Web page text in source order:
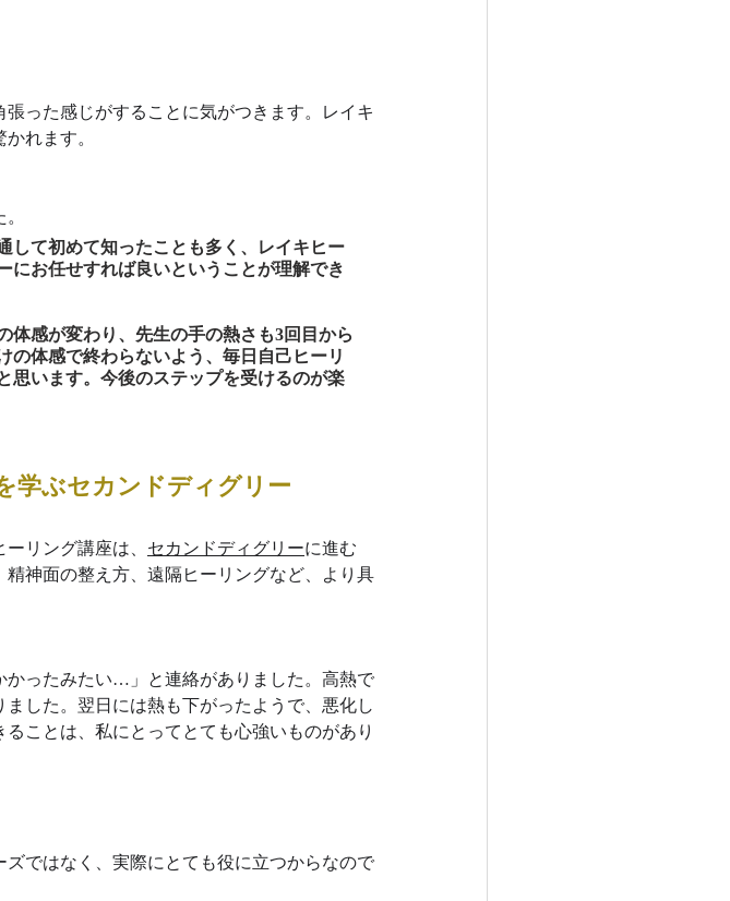
った感じがすることに気がつきます。レイキ
れます。
して初めて知ったことも多く、レイキヒー
にお任せすれば良いということが理解でき
体感が変わり、先生の手の熱さも3回目から
の体感で終わらないよう、毎日自己ヒーリ
思います。今後のステップを受けるのが楽
学ぶセカンドディグリー
リング講座は、 セカンドディグリーに進む
神面の整え方、遠隔ヒーリングなど、より具
かったみたい…」と連絡がありました。高熱で
した。翌日には熱も下がったようで、悪化し
ことは、私にとってとても心強いものがあり
ではなく、実際にとても役に立つからなので